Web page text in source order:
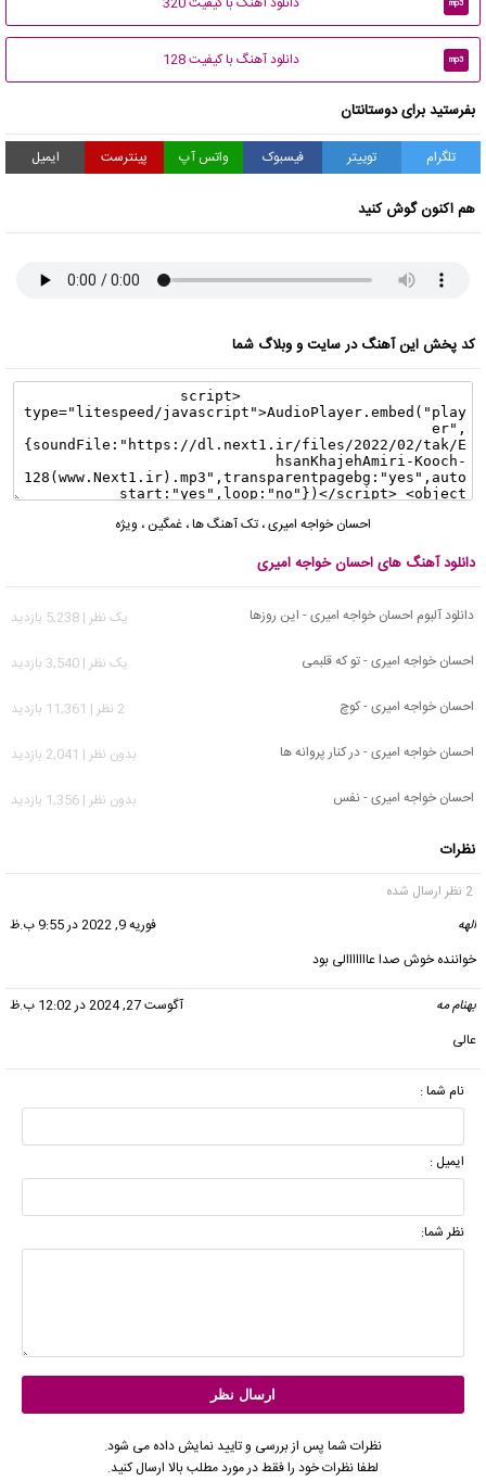
mp3
mp3 دانلود آهنگ با کیفیت 128
بفرستید برای دوستانتان
تلگرام توییتر فیسبوک واتس آپ پینترست ایمیل
هم اکنون گوش کنید
کد پخش این آهنگ در سایت و وبلاگ شما
احسان خواجه امیری، تک آهنگ ها، غمگین ، ویژه
دانلود آهنگ های احسان خواجه امیری
دانلود آلبوم احسان خواجه امیری - این روزها
يک نظر | 5,238 بازدید
احسان خواجه امیری - تو که قلبمی
يک نظر | 3,540 بازدید
احسان خواجه امیری - کوچ
2 نظر | 11,361 بازدید
احسان خواجه امیری - در کنار پروانه ها
بدون نظر | 2,041 بازدید
احسان خواجه امیری - نفس
بدون نظر | 1,356 بازدید
نظرات
2 نظر ارسال شده
الهه
فوریه 9, 2022 در 9:55 ب.ظ
خواننده خوش صدا عااااااالی بود
بهنام مه
آگوست 27, 2024 در 12:02 ب.ظ
عالی
نام شما :
ایمیل :
نظر شما:
نظرات شما پس از بررسی و تایید نمایش داده می شود.
لطفا نظرات خود را فقط در مورد مطلب بالا ارسال کنید.